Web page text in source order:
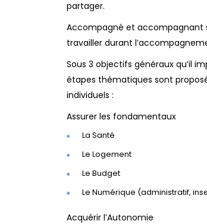
partager.
Accompagné et accompagnant
travailler durant
Sous 3 objectifs généraux qu’il
étapes thématiques sont
individuels :
Assurer les fondamentaux
La Santé
Le Logement
Le Budget
Le Numérique (administratif,
Acquérir l’Autonomie